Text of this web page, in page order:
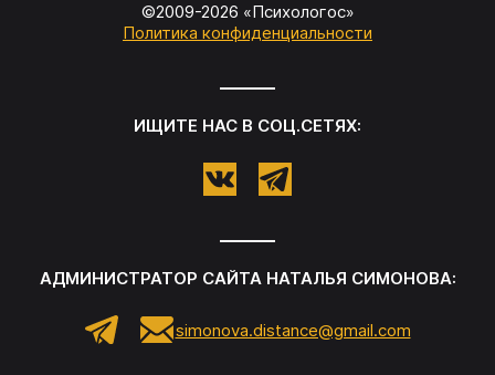
©2009-2026 «Психологос»
Политика конфиденциальности
ИЩИТЕ НАС В СОЦ.СЕТЯХ:
АДМИНИСТРАТОР САЙТА НАТАЛЬЯ СИМОНОВА:
simonova.distance@gmail.com